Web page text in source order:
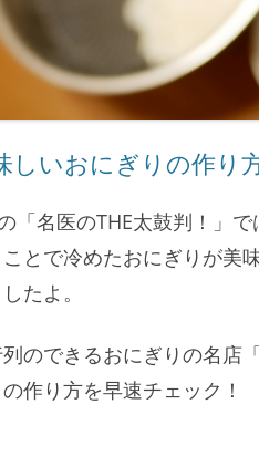
しいおにぎりの作り
「名医のTHE太鼓判！」
とで冷めたおにぎりが美
たよ。
のできるおにぎりの名店
作り方を早速チェック！